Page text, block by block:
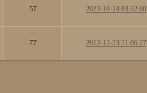
57 2023-10-24 03:32:00
77 2012-12-23 21:06:27